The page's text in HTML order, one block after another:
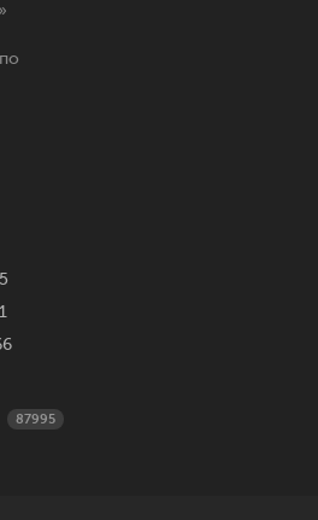
»
87995